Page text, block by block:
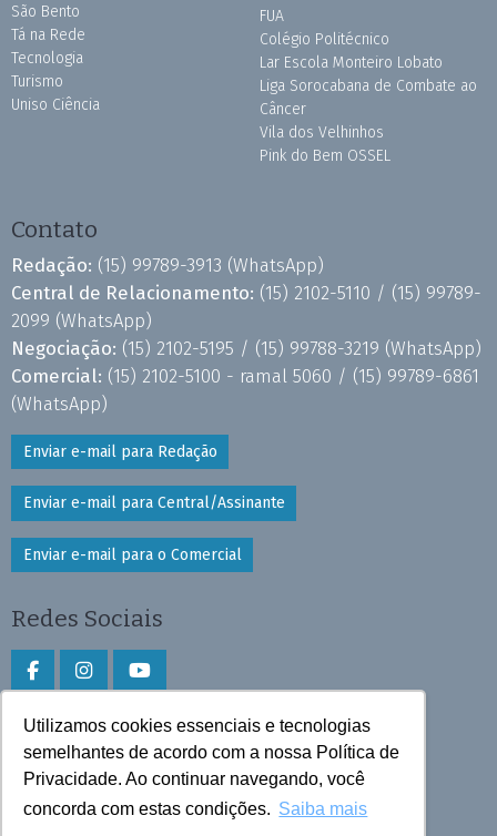
Utilizamos cookies essenciais e tecnologias
semelhantes de acordo com a nossa Política de
Privacidade. Ao continuar navegando, você
concorda com estas condições. Saiba mais
São Bento
Tá na Rede
Tecnologia
Turismo
Uniso Ciência
FUA
Colégio Politécnico
Lar Escola Monteiro Lobato
Liga Sorocabana de Combate ao
Câncer
Vila dos Velhinhos
Pink do Bem OSSEL
Contato
Redação: (15) 99789-3913 (WhatsApp)
Central de Relacionamento: (15) 2102-5110 / (15) 99789-
2099 (WhatsApp)
Negociação: (15) 2102-5195 / (15) 99788-3219 (WhatsApp)
Comercial: (15) 2102-5100 - ramal 5060 / (15) 99789-6861
(WhatsApp)
Enviar e-mail para Redação
Enviar e-mail para Central/Assinante
Enviar e-mail para o Comercial
Redes Sociais
Faça download do aplicativo
Play Store e App Store